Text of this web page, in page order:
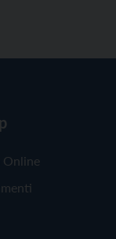
Online